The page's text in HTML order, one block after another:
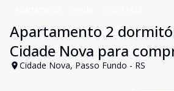
Apartamento 2
Cidade Nova para
Cidade Nova, Passo Fundo - RS